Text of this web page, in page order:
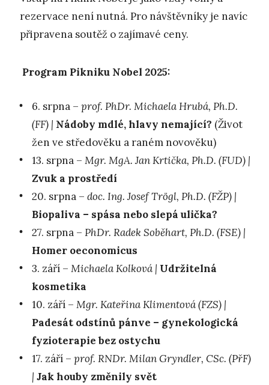
rezervace není nutná. Pro návštěvníky je navíc
připravena soutěž o zajímavé ceny.
Program Pikniku Nobel 2025:
6. srpna – prof. PhDr. Michaela Hrubá, Ph.D.
(FF) | Nádoby mdlé, hlavy nemající? (Život
žen ve středověku a raném novověku)
13. srpna – Mgr. MgA. Jan Krtička, Ph.D. (FUD) |
Zvuk a prostředí
20. srpna – doc. Ing. Josef Trögl, Ph.D. (FŽP) |
Biopaliva – spása nebo slepá ulička?
27. srpna – PhDr. Radek Soběhart, Ph.D. (FSE) |
Homer oeconomicus
3. září – Michaela Kolková | Udržitelná
kosmetika
10. září – Mgr. Kateřina Klimentová (FZS) |
Padesát odstínů pánve – gynekologická
fyzioterapie bez ostychu
17. září – prof. RNDr. Milan Gryndler, CSc. (PřF)
| Jak houby změnily svět